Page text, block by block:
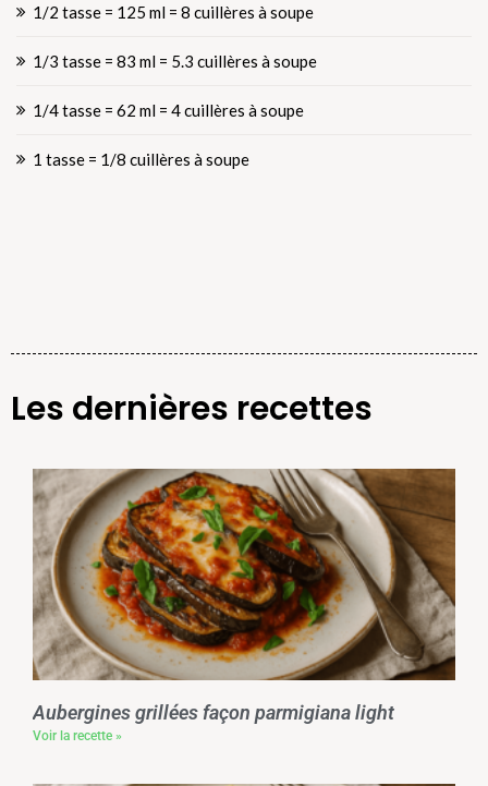
1/2 tasse = 125 ml = 8 cuillères à soupe
1/3 tasse = 83 ml = 5.3 cuillères à soupe
1/4 tasse = 62 ml = 4 cuillères à soupe
1 tasse = 1/8 cuillères à soupe
Les dernières recettes
Aubergines grillées façon parmigiana light
Voir la recette »